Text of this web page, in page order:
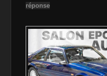
réponse